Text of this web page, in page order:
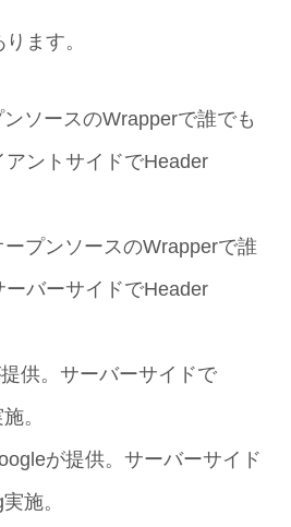
ます。
ソースのWrapperで誰でも
ントサイドでHeader
プンソースのWrapperで誰
バーサイドでHeader
供。サーバーサイドで
。
が提供。サーバーサイド
施。